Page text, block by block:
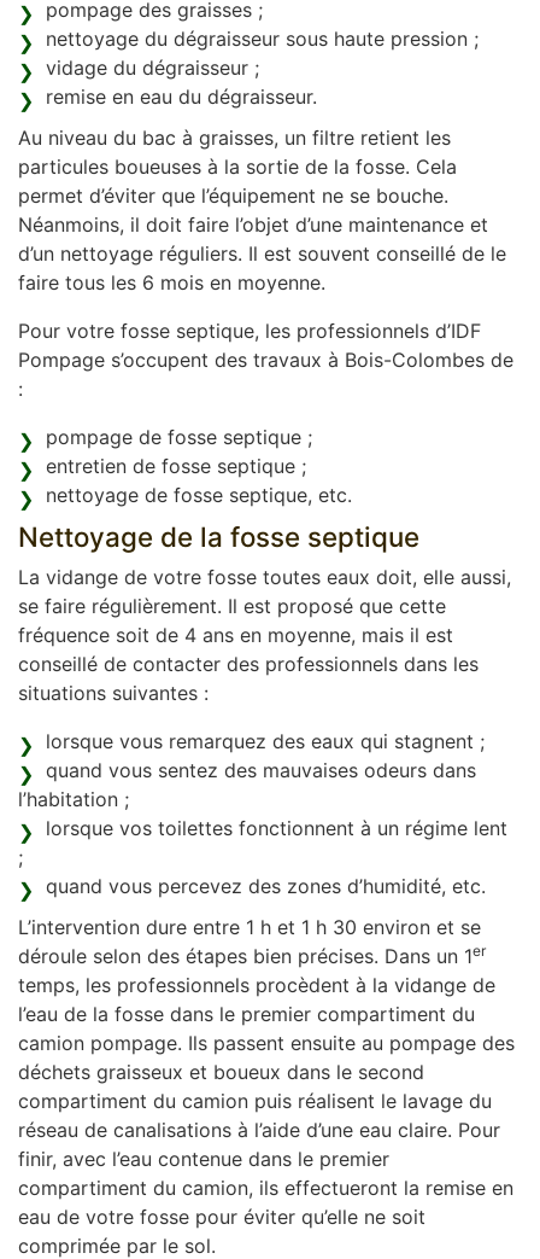
pompage des graisses ;
nettoyage du dégraisseur sous haute pression ;
vidage du dégraisseur ;
remise en eau du dégraisseur.
Au niveau du bac à graisses, un filtre retient les
particules boueuses à la sortie de la fosse. Cela
permet d’éviter que l’équipement ne se bouche.
Néanmoins, il doit faire l’objet d’une maintenance et
d’un nettoyage réguliers. Il est souvent conseillé de le
faire tous les 6 mois en moyenne.
Pour votre fosse septique, les professionnels d’IDF
Pompage s’occupent des travaux à Bois-Colombes de
:
pompage de fosse septique ;
entretien de fosse septique ;
nettoyage de fosse septique, etc.
Nettoyage de la fosse septique
La vidange de votre fosse toutes eaux doit, elle aussi,
se faire régulièrement. Il est proposé que cette
fréquence soit de 4 ans en moyenne, mais il est
conseillé de contacter des professionnels dans les
situations suivantes :
lorsque vous remarquez des eaux qui stagnent ;
quand vous sentez des mauvaises odeurs dans
l’habitation ;
lorsque vos toilettes fonctionnent à un régime lent
;
quand vous percevez des zones d’humidité, etc.
L’intervention dure entre 1 h et 1 h 30 environ et se
déroule selon des étapes bien précises. Dans un 1er
temps, les professionnels procèdent à la vidange de
l’eau de la fosse dans le premier compartiment du
camion pompage. Ils passent ensuite au pompage des
déchets graisseux et boueux dans le second
compartiment du camion puis réalisent le lavage du
réseau de canalisations à l’aide d’une eau claire. Pour
finir, avec l’eau contenue dans le premier
compartiment du camion, ils effectueront la remise en
eau de votre fosse pour éviter qu’elle ne soit
comprimée par le sol.